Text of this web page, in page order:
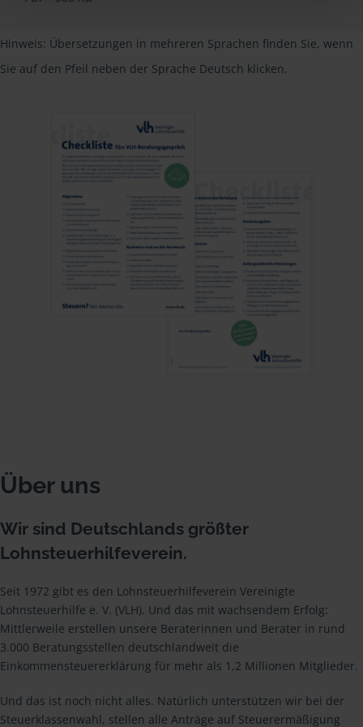
Hinweis: Übersetzungen in mehreren Sprachen finden Sie, wenn
Sie auf den Pfeil neben der Sprache Deutsch klicken.
Über uns
Wir sind Deutschlands größter
Lohnsteuerhilfeverein.
Seit 1972 gibt es den Lohnsteuerhilfeverein Vereinigte
Lohnsteuerhilfe e. V. (VLH). Und das mit wachsendem Erfolg:
Mittlerweile erstellen unsere Beraterinnen und Berater in rund
3.000 Beratungsstellen deutschlandweit die
Einkommensteuererklärung für mehr als 1,2 Millionen Mitglieder.
Und das ist noch nicht alles. Natürlich unterstützen wir bei der
Steuerklassenwahl, stellen alle Anträge auf Steuerermäßigung